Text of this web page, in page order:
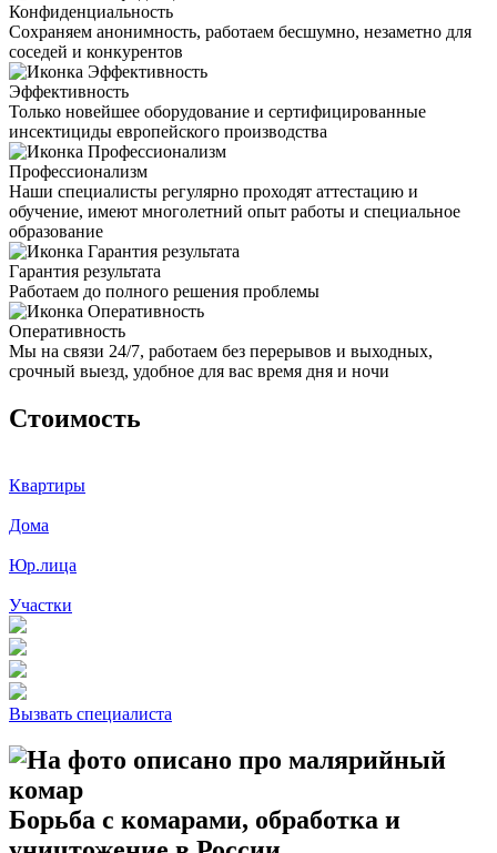
Конфиденциальность
Сохраняем анонимность, работаем бесшумно, незаметно для
соседей и конкурентов
Эффективность
Только новейшее оборудование и сертифицированные
инсектициды европейского производства
Профессионализм
Наши специалисты регулярно проходят аттестацию и
обучение, имеют многолетний опыт работы и специальное
образование
Гарантия результата
Работаем до полного решения проблемы
Оперативность
Мы на связи 24/7, работаем без перерывов и выходных,
срочный выезд, удобное для вас время дня и ночи
Стоимость
Квартиры
Дома
Юр.лица
Участки
Вызвать специалиста
Борьба с комарами, обработка и